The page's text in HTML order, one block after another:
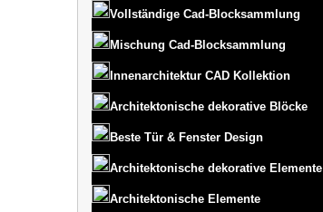
Vollständige Cad-Blocksammlung
Mischung Cad-Blocksammlung
Innenarchitektur CAD Kollektion
Architektonische dekorative Blöcke
Beste Tür & Fenster Design
Architektonische dekorative Elemente
Architektonische Elemente